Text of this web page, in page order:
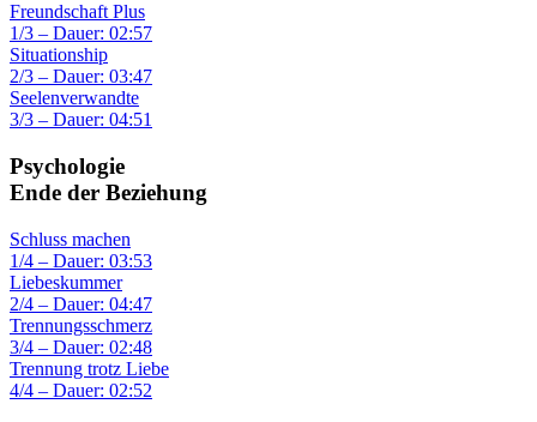
Freundschaft Plus
1/3 – Dauer: 02:57
Situationship
2/3 – Dauer: 03:47
Seelenverwandte
3/3 – Dauer: 04:51
Psychologie
Ende der Beziehung
Schluss machen
1/4 – Dauer: 03:53
Liebeskummer
2/4 – Dauer: 04:47
Trennungsschmerz
3/4 – Dauer: 02:48
Trennung trotz Liebe
4/4 – Dauer: 02:52